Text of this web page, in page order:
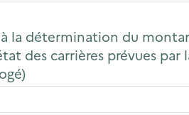
la détermination du
des carrières prévues par